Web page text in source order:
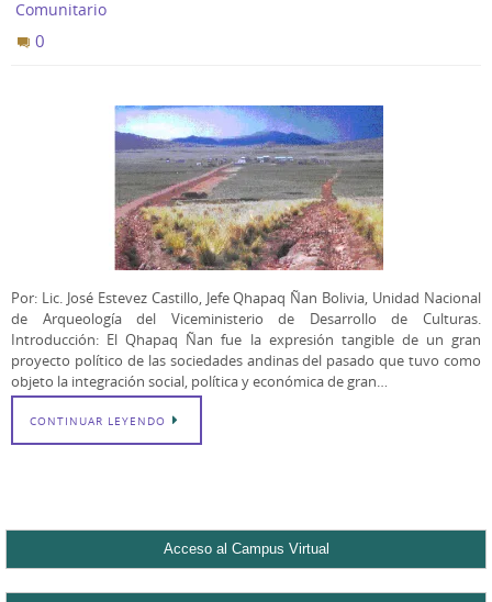
Comunitario
0
Por: Lic. José Estevez Castillo, Jefe Qhapaq Ñan Bolivia, Unidad Nacional
de Arqueología del Viceministerio de Desarrollo de Culturas.
Introducción: El Qhapaq Ñan fue la expresión tangible de un gran
proyecto político de las sociedades andinas del pasado que tuvo como
objeto la integración social, política y económica de gran…
CONTINUAR LEYENDO